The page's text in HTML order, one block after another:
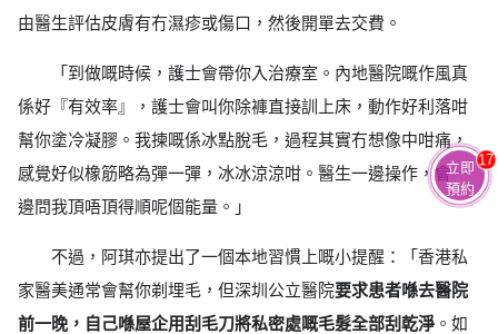
由醫生評估皮膚有冇濕疹或傷口，然後開單去交費。
「到做嘅時候，護士會帶你入治療室。內地醫院嘅作風真
係好『有效率』，護士會叫你除褲直接訓上床，動作好利落咁
幫你塗冷凝膠。我揀嘅係冰點脫毛，過程其實冇想像中咁痛，
感覺好似橡筋略為彈一彈，冰冰涼涼咁。醫生一邊操作，會一
邊問我頂唔頂得順呢個能量。」
不過，阿琪亦提出了一個本地習慣上嘅小提醒：「香港私
家醫美通常會幫你剃埋毛，但深圳公立醫院要求患者喺去醫院
前一晚，自己喺屋企用刮毛刀將私密處嘅毛髮全部刮乾淨 。如
立即
預約
17